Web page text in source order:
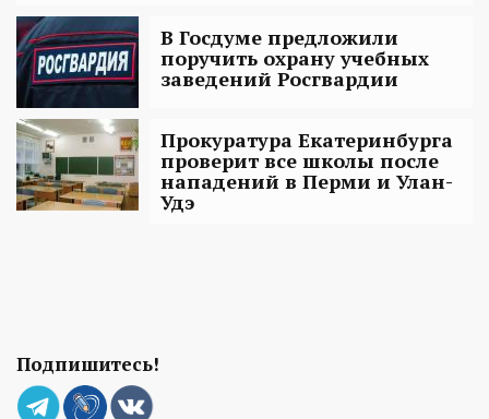
В Госдуме предложили
поручить охрану учебных
заведений Росгвардии
Прокуратура Екатеринбурга
проверит все школы после
нападений в Перми и Улан-
Удэ
Подпишитесь!